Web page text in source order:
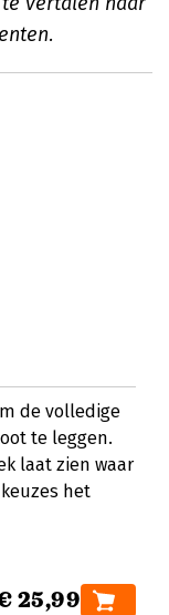
de volledige
te leggen.
laat zien waar
het
25,99